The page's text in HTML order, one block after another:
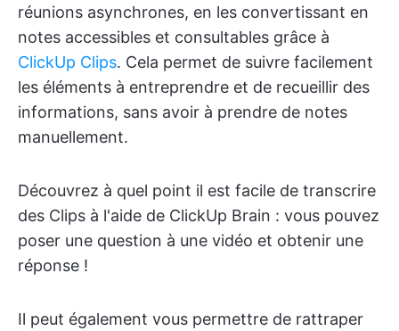
réunions asynchrones, en les convertissant en
notes accessibles et consultables grâce à
ClickUp Clips. Cela permet de suivre facilement
les éléments à entreprendre et de recueillir des
informations, sans avoir à prendre de notes
manuellement.
Découvrez à quel point il est facile de transcrire
des Clips à l'aide de ClickUp Brain : vous pouvez
poser une question à une vidéo et obtenir une
réponse !
Il peut également vous permettre de rattraper